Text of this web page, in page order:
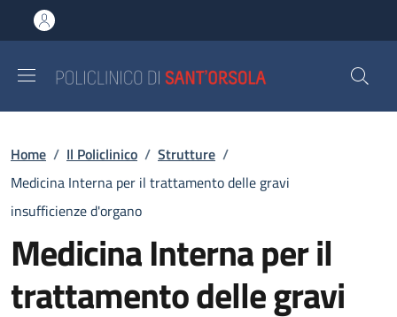
al contenuto principale
to footer content
Briciole di pane
Home / Il Policlinico / Strutture /
Medicina Interna per il trattamento delle gravi
insufficienze d'organo
Medicina Interna per il
trattamento delle gravi